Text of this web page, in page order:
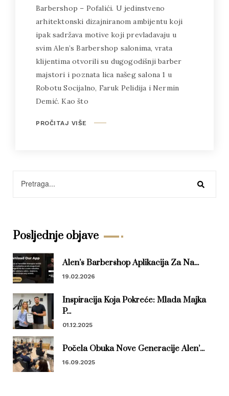
Barbershop – Pofalići. U jedinstveno
arhitektonski dizajniranom ambijentu koji
ipak sadržava motive koji prevladavaju u
svim Alen’s Barbershop salonima, vrata
klijentima otvorili su dugogodišnji barber
majstori i poznata lica našeg salona 1 u
Robotu Socijalno, Faruk Pelidija i Nermin
Demić. Kao što
PROČITAJ VIŠE
Posljednje objave
Alen’s Barbershop Aplikacija Za Na...
19.02.2026
Inspiracija Koja Pokreće: Mlada Majka
P...
01.12.2025
Počela Obuka Nove Generacije Alen’...
16.09.2025